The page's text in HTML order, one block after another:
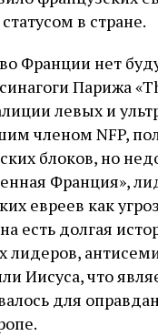
в стране.
Франции нет
Парижа
левых и
членом NFP,
блоков, но
Франция»,
евреев как
есть долгая
лидеров,
Иисуса, что
для